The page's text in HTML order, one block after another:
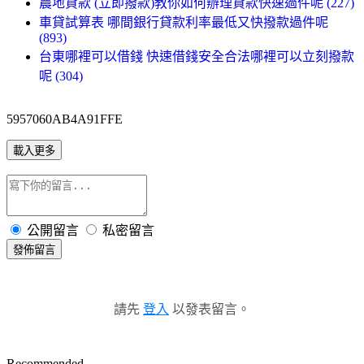
車貸試算表 哪間銀行貸款利率最低又快撥款過件呢
(893)
台東哪裡可以借錢 快速借錢安全合法哪裡可以立刻撥款
呢 (304)
5957060AB4A91FFE
載入更多
公開留言 私密留言
發佈留言
請先 登入 以發表留言。